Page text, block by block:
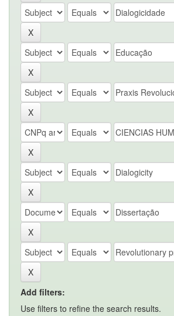
Add filters:
Use filters to refine the search results.